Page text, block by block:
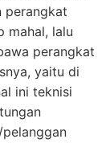
perangkat
mahal, lalu
perangkat
yaitu di
ini teknisi